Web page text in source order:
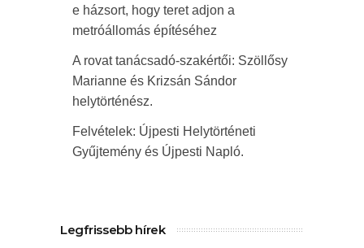
e házsort, hogy teret adjon a
metróállomás építéséhez
A rovat tanácsadó-szakértői: Szöllősy
Marianne és Krizsán Sándor
helytörténész.
Felvételek: Újpesti Helytörténeti
Gyűjtemény és Újpesti Napló.
Legfrissebb hírek